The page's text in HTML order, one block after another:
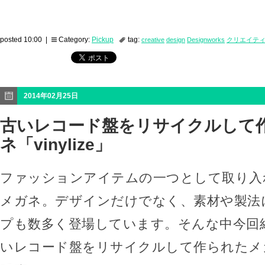
posted 10:00 | Category: Pickup tag: creative design Designworks クリエイテ
2014年02月25日
古いレコード盤をリサイクルして
ネ「vinylize」
ファッションアイテムの一つとして取り
メガネ。デザインだけでなく、素材や製
プも数多く登場しています。そんな中今回
いレコード盤をリサイクルして作られた